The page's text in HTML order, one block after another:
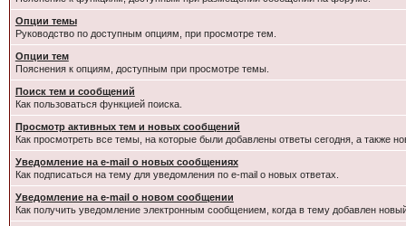
Опции темы
Руководство по доступным опциям, при просмотре тем.
Опции тем
Пояснения к опциям, доступным при просмотре темы.
Поиск тем и сообщений
Как пользоваться функцией поиска.
Просмотр активных тем и новых сообщений
Как просмотреть все темы, на которые были добавлены ответы сегодня, а также
Уведомление на e-mail о новых сообщениях
Как подписаться на тему для уведомления по e-mail о новых ответах.
Уведомление на е-mail о новом сообщении
Как получить уведомление электронным сообщением, когда в тему добавлен